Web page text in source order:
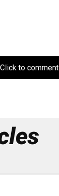
Click to comment